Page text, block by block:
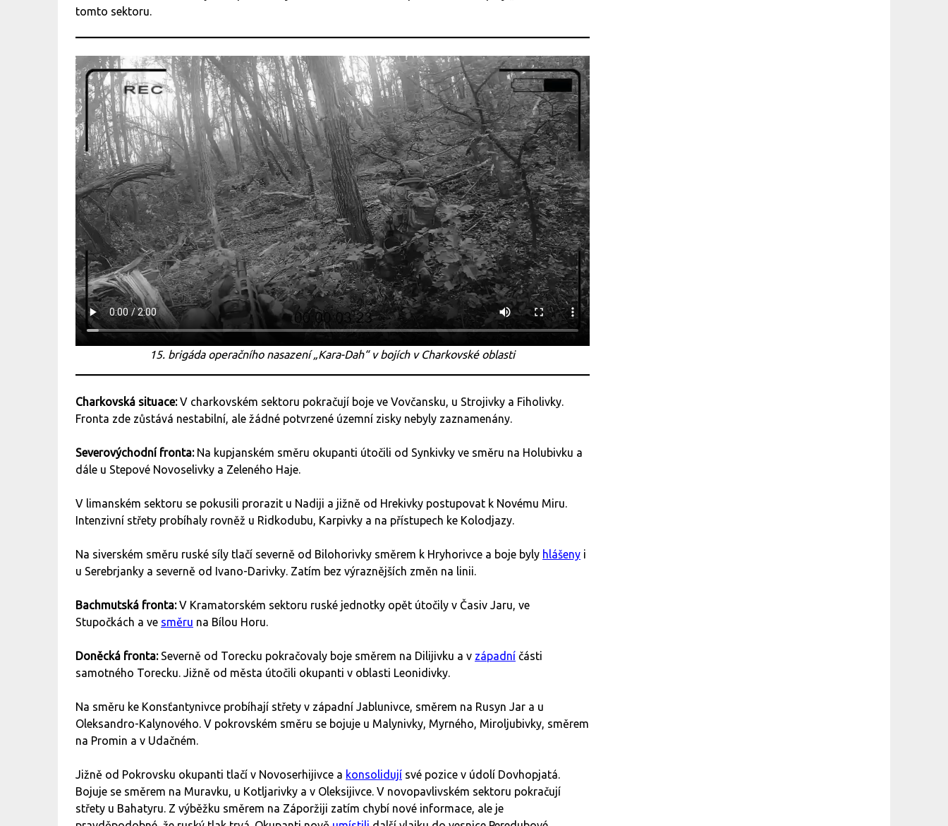
tomto sektoru.
15. brigáda operačního nasazení „Kara-Dah“ v bojích v Charkovské oblasti
Charkovská situace:V charkovském sektoru pokračují boje ve Vovčansku, u Strojivky a Fiholivky.
Fronta zde zůstává nestabilní, ale žádné potvrzené územní zisky nebyly zaznamenány.
Severovýchodní fronta: Na kupjanském směru okupanti útočili od Synkivky ve směru na Holubivku a
dále u Stepové Novoselivky a Zeleného Haje.
V limanském sektoru se pokusili prorazit u Nadiji a jižně od Hrekivky postupovat k Novému Miru.
Intenzivní střety probíhaly rovněž u Ridkodubu, Karpivky a na přístupech ke Kolodjazy.
Na siverském směru ruské síly tlačí severně od Bilohorivky směrem k Hryhorivce a boje byly hlášeny i
u Serebrjanky a severně od Ivano-Darivky. Zatím bez výraznějších změn na linii.
Bachmutská fronta:V Kramatorském sektoru ruské jednotky opět útočily v Časiv Jaru, ve
Stupočkách a ve směru na Bílou Horu.
Doněcká fronta: Severně od Torecku pokračovaly boje směrem na Dilijivku a v západní části
samotného Torecku. Jižně od města útočili okupanti v oblasti Leonidivky.
Na směru ke Konsťantynivce probíhají střety v západní Jablunivce, směrem na Rusyn Jar a u
Oleksandro-Kalynového. V pokrovském směru se bojuje u Malynivky, Myrného, Miroljubivky, směrem
na Promin a v Udačném.
Jižně od Pokrovsku okupanti tlačí v Novoserhijivce a konsolidují své pozice v údolí Dovhopjatá.
Bojuje se směrem na Muravku, u Kotljarivky a v Oleksijivce. V novopavlivském sektoru pokračují
střety u Bahatyru. Z výběžku směrem na Záporžiji zatím chybí nové informace, ale je